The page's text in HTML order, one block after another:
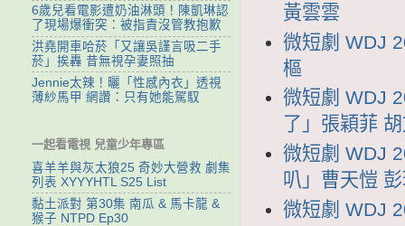
黃雲雲
微短劇 WDJ
樞
微短劇 WDJ
了」張穎菲
微短劇 WDJ
叭」曹天愷
微短劇 WDJ
6歲兒看電影遭奶油淋頭！陳凱琳認
了現場爆衝突：被指責沒管教抱歉
洪堯開車哈菸「又讓吳謹言吸二手
菸」挨轟 昔無視孕妻照抽
Jennie太辣！曬「性感內衣」透視
薄紗馬甲 網讚：只有她能駕馭
一起看電視 兒童少年專區
喜羊羊與灰太狼25 奇妙大營救 劇集
列表 XYYYHTL S25 List
黏土派對 第30集 南瓜 & 馬卡龍 &
猴子 NTPD Ep30